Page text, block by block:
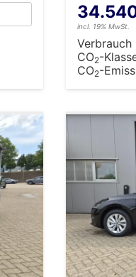
incl. 19% MwSt.
CO2-
CO2-